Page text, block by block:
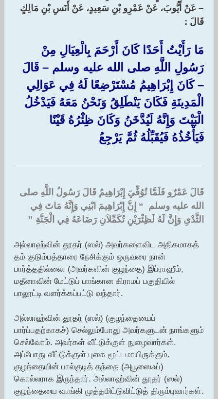
– عَنْ أَيُّوبَ، عَنْ عَمْرِو بْنِ سَعِيدٍ، عَنْ أَنَسِ بْنِ مَالِكٍ
قَالَ :‏ ‏
مَا رَأَيْتُ أَحَدًا كَانَ أَرْحَمَ بِالْعِيَالِ مِنْ
رَسُولِ اللَّهِ صلى الله عليه وسلم – قَالَ
– كَانَ إِبْرَاهِيمُ مُسْتَرْضِعًا لَهُ فِي عَوَالِي
الْمَدِينَةِ فَكَانَ يَنْطَلِقُ وَنَحْنُ مَعَهُ فَيَدْخُلُ
الْبَيْتَ وَإِنَّهُ لَيُدَّخَنُ وَكَانَ ظِئْرُهُ قَيْنًا
فَيَأْخُذُهُ فَيُقَبِّلُهُ ثُمَّ يَرْجِعُ
قَالَ عَمْرٌو فَلَمَّا تُوُفِّيَ إِبْرَاهِيمُ قَالَ رَسُولُ اللَّهِ صلى
الله عليه وسلم ‏ “‏ إِنَّ إِبْرَاهِيمَ ابْنِي وَإِنَّهُ مَاتَ فِي
الثَّدْىِ وَإِنَّ لَهُ لَظِئْرَيْنِ تُكَمِّلاَنِ رَضَاعَهُ فِي الْجَنَّةِ ‏”‏ ‏
அல்லாஹ்வின் தூதர் (ஸல்) அவர்களைவிட அதிகமாகத்
தம் குடும்பத்தாரை நேசிக்கும் ஒருவரை நான்
பார்த்ததில்லை. (அவர்களின் குழந்தை) இப்ராஹீம்,
மதீனாவின் மேட்டுப் பாங்கான கிராமப் பகுதியில்
பாலூட்டி வளர்க்கப்பட்டு வந்தார்.
அல்லாஹ்வின் தூதர் (ஸல்) (குழந்தையைப்
பார்ப்பதற்காகச்) செல்லும்போது அவர்களுடன் நாங்களும்
செல்வோம். அவர்கள் வீட்டுக்குள் நுழைவார்கள்.
அப்போது வீட்டுக்குள் புகை மூட்டமாயிருக்கும்.
குழந்தையின் பால்குடித் தந்தை (அபூஸைஃப்)
கொல்லராக இருந்தார். அல்லாஹ்வின் தூதர் (ஸல்)
குழந்தையை வாங்கி முத்தமிட்டுவிட்டுத் திரும்புவார்கள்.